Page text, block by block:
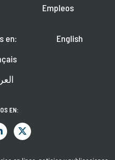
Empleos
en:
English
EN: